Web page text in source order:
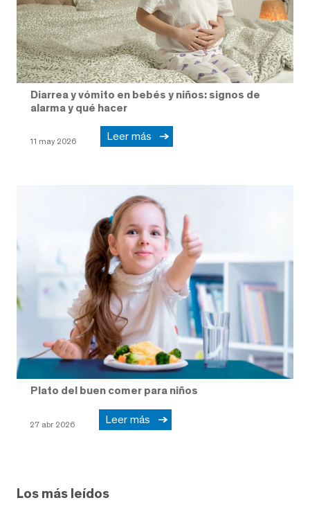
Diarrea y vómito en bebés y niños: signos de
alarma y qué hacer
11 may 2026 Leer más
Plato del buen comer para niños
27 abr 2026 Leer más
Los más leídos